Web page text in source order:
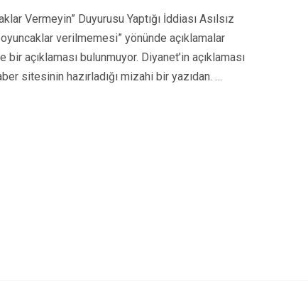
Vermeyin” Duyurusu Yaptığı İddiası Asılsız
verilmemesi” yönünde açıklamalar
bir açıklaması bulunmuyor. Diyanet’in açıklaması
sitesinin hazırladığı mizahi bir yazıdan. …